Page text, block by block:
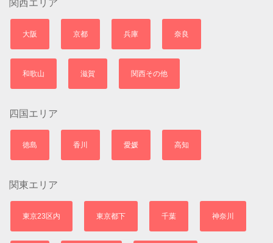
関西エリア
大阪 京都 兵庫 奈良
和歌山 滋賀 関西その他
四国エリア
徳島 香川 愛媛 高知
関東エリア
東京23区内 東京都下 千葉 神奈川